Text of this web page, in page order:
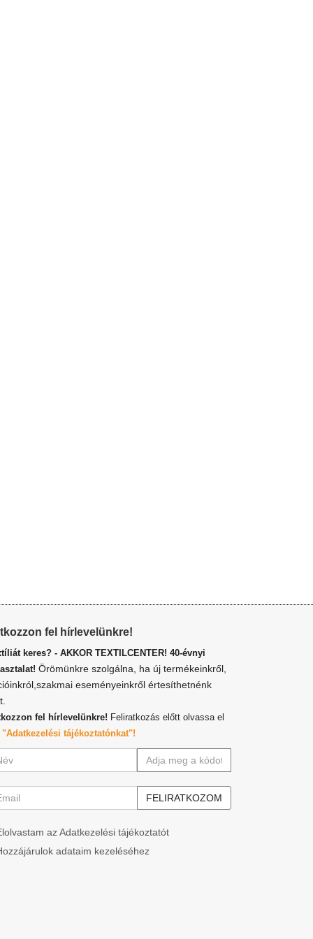
fel hírlevelünkre!
keres? - AKKOR TEXTILCENTER! 40-évnyi
Örömünkre szolgálna, ha új termékeinkről,
eseményeinkről értesíthetnénk
fel hírlevelünkre! Feliratkozás előtt olvassa el
"Adatkezelési tájékoztatónkat"!
az Adatkezelési tájékoztatót
adataim kezeléséhez